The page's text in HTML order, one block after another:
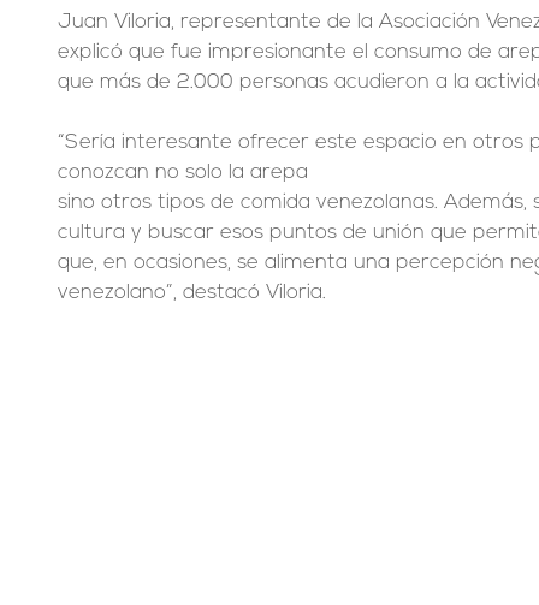
Juan Viloria, representante de la Asociación
explicó que fue impresionante el consumo de
que más de 2.000 personas acudieron a la
“Sería interesante ofrecer este espacio en otros
conozcan no solo la arepa
sino otros tipos de comida venezolanas.
cultura y buscar esos puntos de unión que
que, en ocasiones, se alimenta una percepción
venezolano”, destacó Viloria.